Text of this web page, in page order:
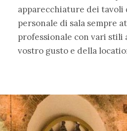
apparecchiature dei tavoli
personale di sala sempre
professionale con vari stili
vostro gusto e della